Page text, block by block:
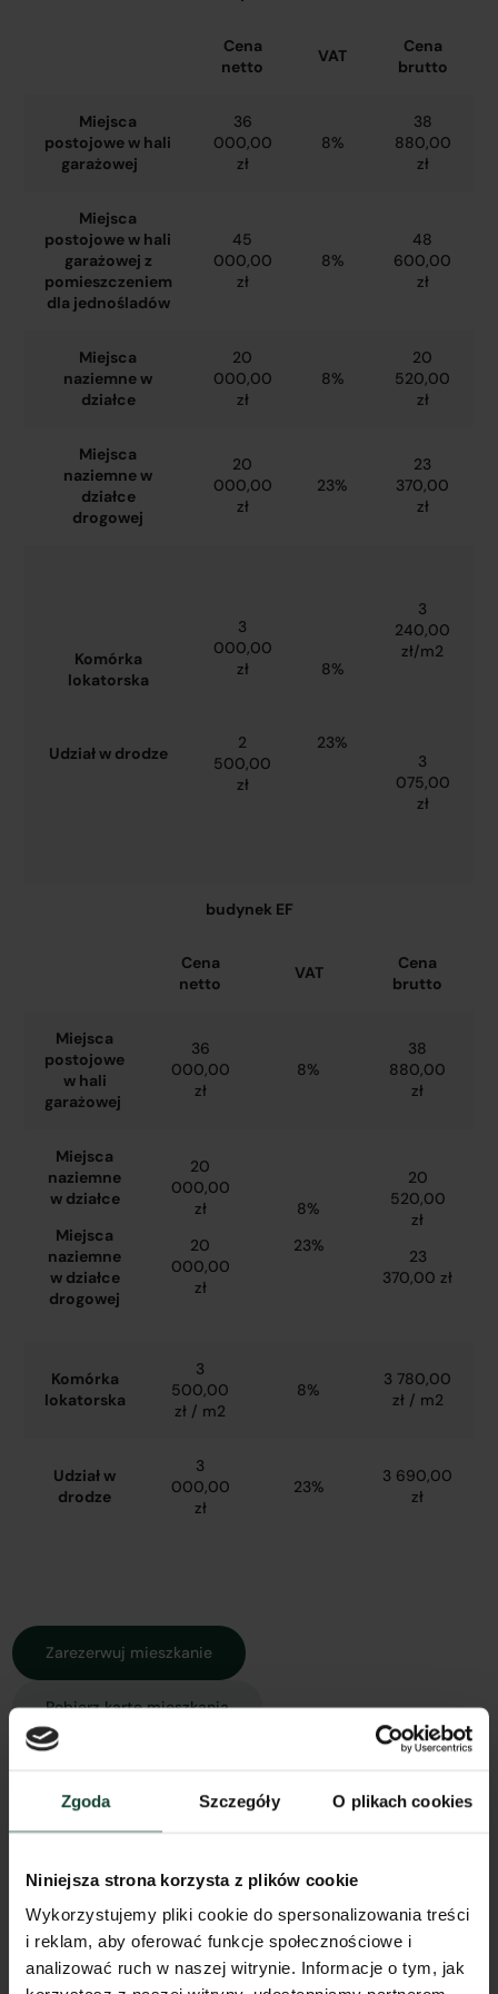
Zgoda Szczegóły O plikach cookies
Niniejsza strona korzysta z plików cookie
Wykorzystujemy pliki cookie do spersonalizowania treści
i reklam, aby oferować funkcje społecznościowe i
analizować ruch w naszej witrynie. Informacje o tym, jak
Spacer 3D Model 3D
Inne koszty związane z zakupem mieszkania:
Cena
netto
VAT
Cena
brutto
Miejsca
postojowe w hali
garażowej
36
000,00
zł
8%
38
880,00
zł
Miejsca
postojowe w hali
garażowej z
pomieszczeniem
dla jednośladów
45
000,00
zł
8%
48
600,00
zł
Miejsca
naziemne w
działce
20
000,00
zł
8%
20
520,00
zł
Miejsca
naziemne w
działce
drogowej
20
000,00
zł
23%
23
370,00
zł
Komórka
lokatorska
Udział w drodze
3
000,00
zł
2
500,00
zł
8%
23%
3
240,00
zł/m2
3
075,00
zł
budynek EF
Cena
netto
VAT
Cena
brutto
Miejsca
postojowe
w hali
garażowej
36
000,00
zł
8%
38
880,00
zł
Miejsca
naziemne
w działce
Miejsca
naziemne
w działce
drogowej
20
000,00
zł
20
000,00
zł
8%
23%
20
520,00
zł
23
370,00 zł
Komórka
lokatorska
3
500,00
zł / m2
8%
3 780,00
zł / m2
Udział w
drodze
3
000,00
zł
23%
3 690,00
zł
Zarezerwuj mieszkanie
Pobierz kartę mieszkania